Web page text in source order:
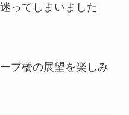
ってしまいました
プ橋の展望を楽しみ